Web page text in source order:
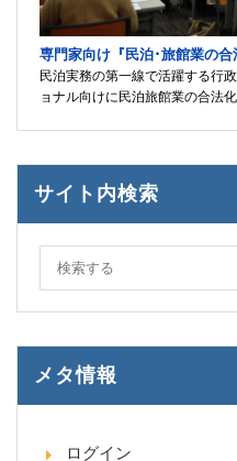
専門家向け『民泊･旅館業の合
民泊実務の第一線で活躍する行
ョナル向けに民泊旅館業の合法
サイト内検索
メタ情報
ログイン